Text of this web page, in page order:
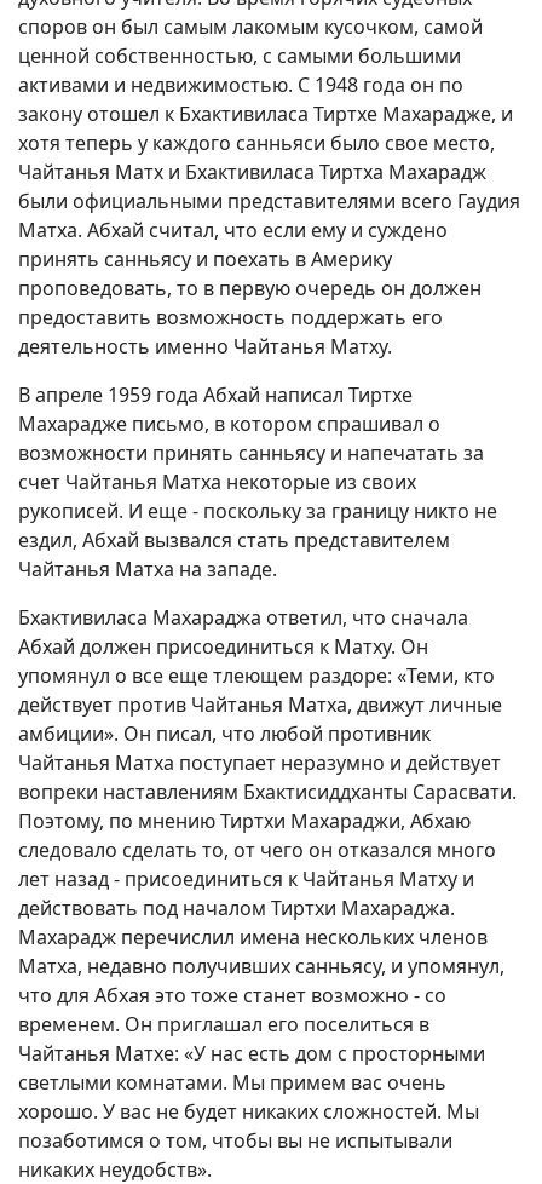
споров он был самым лакомым кусочком, самой
ценной собственностью, с самыми большими
активами и недвижимостью. С 1948 года он по
закону отошел к Бхактивиласа Тиртхе Махарадже, и
хотя теперь у каждого санньяси было свое место,
Чайтанья Матх и Бхактивиласа Тиртха Махарадж
были официальными представителями всего Гаудия
Матха. Абхай считал, что если ему и суждено
принять санньясу и поехать в Америку
проповедовать, то в первую очередь он должен
предоставить возможность поддержать его
деятельность именно Чайтанья Матху.
В апреле 1959 года Абхай написал Тиртхе
Махарадже письмо, в котором спрашивал о
возможности принять санньясу и напечатать за
счет Чайтанья Матха некоторые из своих
рукописей. И еще - поскольку за границу никто не
ездил, Абхай вызвался стать представителем
Чайтанья Матха на западе.
Бхактивиласа Махараджа ответил, что сначала
Абхай должен присоединиться к Матху. Он
упомянул о все еще тлеющем раздоре: «Теми, кто
действует против Чайтанья Матха, движут личные
амбиции». Он писал, что любой противник
Чайтанья Матха поступает неразумно и действует
вопреки наставлениям Бхактисиддханты Сарасвати.
Поэтому, по мнению Тиртхи Махараджи, Абхаю
следовало сделать то, от чего он отказался много
лет назад - присоединиться к Чайтанья Матху и
действовать под началом Тиртхи Махараджа.
Махарадж перечислил имена нескольких членов
Матха, недавно получивших санньясу, и упомянул,
что для Абхая это тоже станет возможно - со
временем. Он приглашал его поселиться в
Чайтанья Матхе: «У нас есть дом с просторными
светлыми комнатами. Мы примем вас очень
хорошо. У вас не будет никаких сложностей. Мы
позаботимся о том, чтобы вы не испытывали
никаких неудобств».